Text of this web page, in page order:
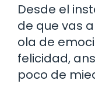
Desde el
de que vas
ola de
felicidad,
poco de